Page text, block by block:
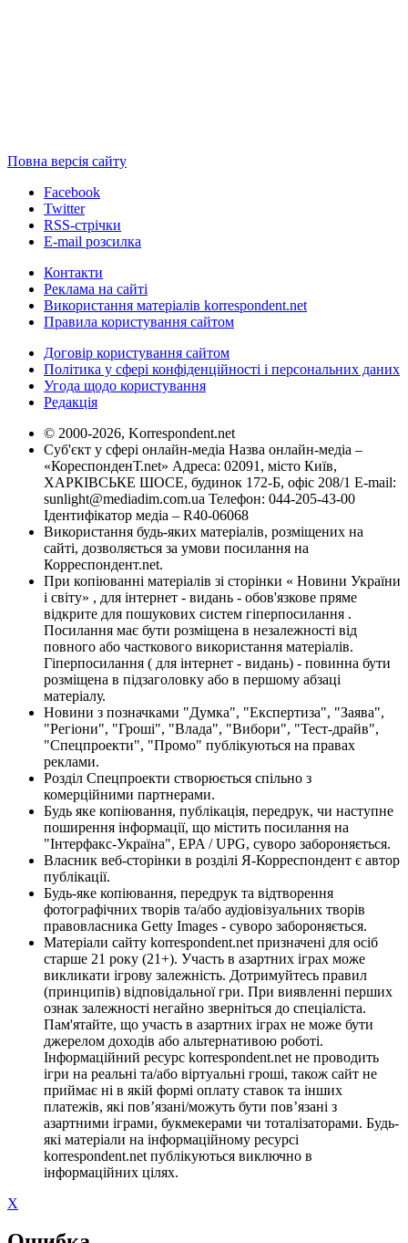
Повна версія сайту
Facebook
Twitter
RSS-стрічки
E-mail розсилка
Контакти
Реклама на сайті
Використання матеріалів korrespondent.net
Правила користування сайтом
Договір користування сайтом
Політика у сфері конфіденційності і персональних даних
Угода щодо користування
Редакція
© 2000-2026, Korrespondent.net
Суб'єкт у сфері онлайн-медіа Назва онлайн-медіа –
«КореспонденТ.net» Адреса: 02091, місто Київ,
ХАРКІВСЬКЕ ШОСЕ, будинок 172-Б, офіс 208/1 E-mail:
sunlight@mediadim.com.ua Телефон: 044-205-43-00
Ідентифікатор медіа – R40-06068
Використання будь-яких матеріалів, розміщених на
сайті, дозволяється за умови посилання на
Корреспондент.net.
При копіюванні матеріалів зі сторінки « Новини України
і світу» , для інтернет - видань - обов'язкове пряме
відкрите для пошукових систем гіперпосилання .
Посилання має бути розміщена в незалежності від
повного або часткового використання матеріалів.
Гіперпосилання ( для інтернет - видань) - повинна бути
розміщена в підзаголовку або в першому абзаці
матеріалу.
Новини з позначками "Думка", "Експертиза", "Заява",
"Регіони", "Гроші", "Влада", "Вибори", "Тест-драйв",
"Спецпроекти", "Промо" публікуються на правах
реклами.
Розділ Спецпроекти створюється спільно з
комерційними партнерами.
Будь яке копіювання, публікація, передрук, чи наступне
поширення інформації, що містить посилання на
"Інтерфакс-Україна", EPA / UPG, суворо забороняється.
Власник веб-сторінки в розділі Я-Корреспондент є автор
публікації.
Будь-яке копіювання, передрук та відтворення
фотографічних творів та/або аудіовізуальних творів
правовласника Getty Images - суворо забороняється.
Матеріали сайту korrespondent.net призначені для осіб
старше 21 року (21+). Участь в азартних іграх може
викликати ігрову залежність. Дотримуйтесь правил
(принципів) відповідальної гри. При виявленні перших
ознак залежності негайно зверніться до спеціаліста.
Пам'ятайте, що участь в азартних іграх не може бути
джерелом доходів або альтернативою роботі.
Інформаційний ресурс korrespondent.net не проводить
ігри на реальні та/або віртуальні гроші, також сайт не
приймає ні в якій формі оплату ставок та інших
платежів, які пов’язані/можуть бути пов’язані з
азартними іграми, букмекерами чи тоталізаторами. Будь-
які матеріали на інформаційному ресурсі
korrespondent.net публікуються виключно в
інформаційних цілях.
X